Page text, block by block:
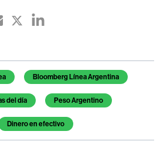
Bloomberg Línea Argentina
del día Peso Argentino
Dinero en efectivo